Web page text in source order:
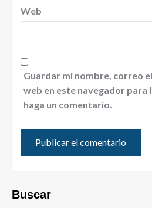
Web
Guardar mi nombre, correo
web en este navegador para
haga un comentario.
Buscar